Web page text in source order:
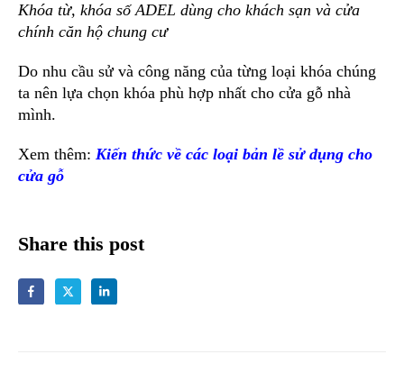
Khóa từ, khóa số ADEL dùng cho khách sạn và cửa
chính căn hộ chung cư
Do nhu cầu sử và công năng của từng loại khóa chúng
ta nên lựa chọn khóa phù hợp nhất cho cửa gỗ nhà
mình.
Xem thêm: Kiến thức về các loại bản lề sử dụng cho
cửa gỗ
Share this post